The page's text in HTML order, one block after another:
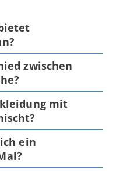
zwischen
mit
ein